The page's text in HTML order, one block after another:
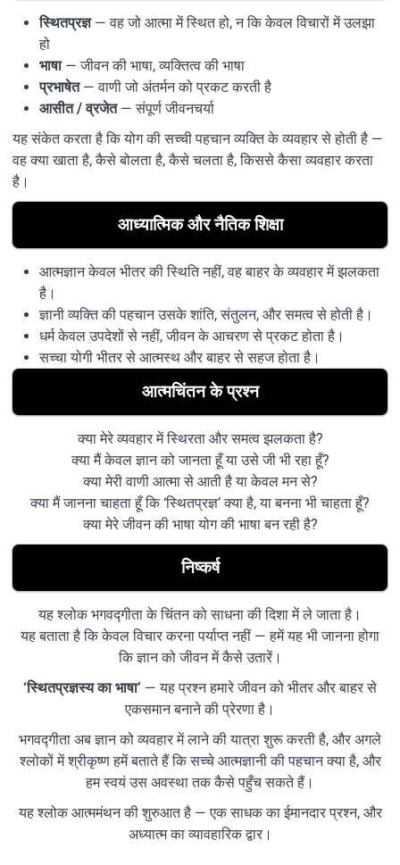
स्थितप्रज्ञ— वह जो आत्मा में स्थित हो, न कि केवल विचारों में उलझा
हो
भाषा— जीवन की भाषा, व्यक्तित्व की भाषा
प्रभाषेत— वाणी जो अंतर्मन को प्रकट करती है
आसीत / व्रजेत— संपूर्ण जीवनचर्या
यह संकेत करता है कि योग की सच्ची पहचान व्यक्ति के व्यवहार से होती है —
वह क्या खाता है, कैसे बोलता है, कैसे चलता है, किससे कैसा व्यवहार करता
है।
आध्यात्मिक और नैतिक शिक्षा
आत्मज्ञान केवल भीतर की स्थिति नहीं, वह बाहर के व्यवहार में झलकता
है।
ज्ञानी व्यक्ति की पहचान उसके शांति, संतुलन, और समत्व से होती है।
धर्म केवल उपदेशों से नहीं, जीवन के आचरण से प्रकट होता है।
सच्चा योगी भीतर से आत्मस्थ और बाहर से सहज होता है।
आत्मचिंतन के प्रश्न
क्या मेरे व्यवहार में स्थिरता और समत्व झलकता है?
क्या मैं केवल ज्ञान को जानता हूँ या उसे जी भी रहा हूँ?
क्या मेरी वाणी आत्मा से आती है या केवल मन से?
क्या मैं जानना चाहता हूँ कि ‘स्थितप्रज्ञ’ क्या है, या बनना भी चाहता हूँ?
क्या मेरे जीवन की भाषा योग की भाषा बन रही है?
निष्कर्ष
यह श्लोक भगवद्गीता के चिंतन को साधना की दिशा में ले जाता है।
यह बताता है कि केवल विचार करना पर्याप्त नहीं — हमें यह भी जानना होगा
कि ज्ञान को जीवन में कैसे उतारें।
‘स्थितप्रज्ञस्य का भाषा’ — यह प्रश्न हमारे जीवन को भीतर और बाहर से
एकसमान बनाने की प्रेरणा है।
भगवद्गीता अब ज्ञान को व्यवहार में लाने की यात्रा शुरू करती है, और अगले
श्लोकों में श्रीकृष्ण हमें बताते हैं कि सच्चे आत्मज्ञानी की पहचान क्या है, और
हम स्वयं उस अवस्था तक कैसे पहुँच सकते हैं।
यह श्लोक आत्ममंथन की शुरुआत है — एक साधक का ईमानदार प्रश्न, और
अध्यात्म का व्यावहारिक द्वार।